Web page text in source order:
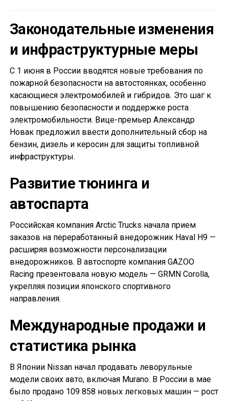
Законодательные изменения
и инфраструктурные меры
С 1 июня в России вводятся новые требования по
пожарной безопасности на автостоянках, особенно
касающиеся электромобилей и гибридов. Это шаг к
повышению безопасности и поддержке роста
электромобильности. Вице-премьер Александр
Новак предложил ввести дополнительный сбор на
бензин, дизель и керосин для защиты топливной
инфраструктуры.
Развитие тюнинга и
автоспарта
Российская компания Arctic Trucks начала прием
заказов на переработанный внедорожник Haval H9 —
расширяя возможности персонализации
внедорожников. В автоспорте компания GAZOO
Racing презентовала новую модель — GRMN Corolla,
укрепляя позиции японского спортивного
направления.
Международные продажи и
статистика рынка
В Японии Nissan начал продавать леворульные
модели своих авто, включая Murano. В России в мае
было продано 109 858 новых легковых машин — рост